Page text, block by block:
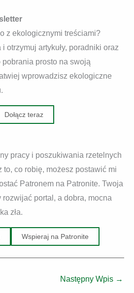
z ekologicznymi treściami?
i otrzymuj artykuły, poradniki oraz
pobrania prosto na swoją
wprowadzisz ekologiczne
Dołącz teraz
pracy i poszukiwania rzetelnych
to, co robię, możesz postawić mi
Patronem na Patronite. Twoja
rozwijać portal, a dobra, mocna
zła.
Wspieraj na Patronite
Następny Wpis →